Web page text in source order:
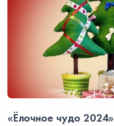
«Ёлочное чудо 2024»